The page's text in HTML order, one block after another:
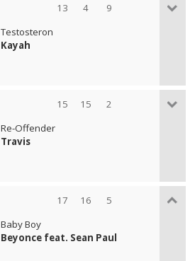
13 4 9
Testosteron
Kayah
15 15 2
Re-Offender
Travis
17 16 5
Baby Boy
Beyonce feat. Sean Paul